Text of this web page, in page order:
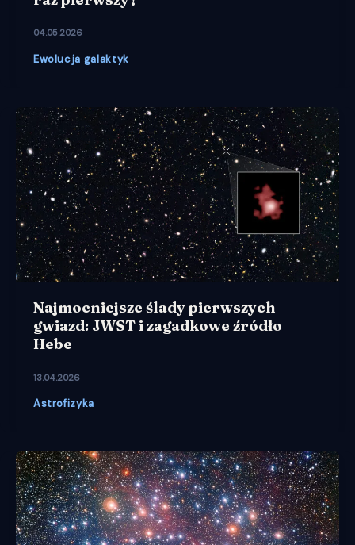
04.05.2026
Ewolucja galaktyk
Najmocniejsze ślady pierwszych
gwiazd: JWST i zagadkowe źródło
Hebe
13.04.2026
Astrofizyka